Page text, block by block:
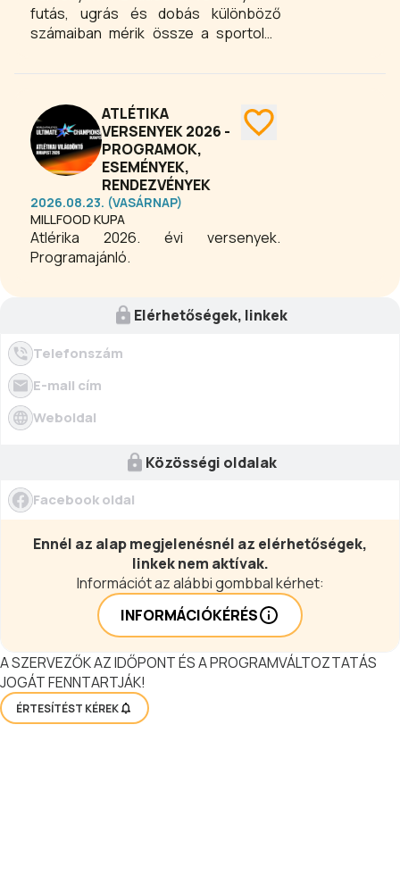
futás, ugrás és dobás különböző
számaiban mérik össze a sportolók
állóképességét. Ajánló.
ATLÉTIKA
VERSENYEK 2026 -
PROGRAMOK,
ESEMÉNYEK,
RENDEZVÉNYEK
2026.08.23. (VASÁRNAP)
MILLFOOD KUPA
Atlérika 2026. évi versenyek.
Programajánló.
Elérhetőségek, linkek
Telefonszám
E-mail cím
Weboldal
Közösségi oldalak
Facebook oldal
Ennél az alap megjelenésnél az elérhetőségek,
linkek nem aktívak.
Információt az alábbi gombbal kérhet:
INFORMÁCIÓKÉRÉS
A SZERVEZŐK AZ IDŐPONT ÉS A PROGRAMVÁLTOZTATÁS
JOGÁT FENNTARTJÁK!
ÉRTESÍTÉST KÉREK